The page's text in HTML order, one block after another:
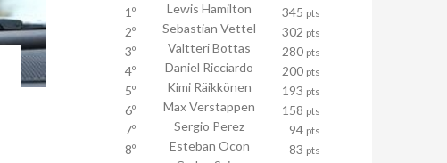
1º Lewis Hamilton 345 pts
2º Sebastian Vettel 302 pts
3º Valtteri Bottas 280 pts
4º Daniel Ricciardo 200 pts
5º Kimi Räikkönen 193 pts
6º Max Verstappen 158 pts
7º Sergio Perez 94 pts
8º Esteban Ocon 83 pts